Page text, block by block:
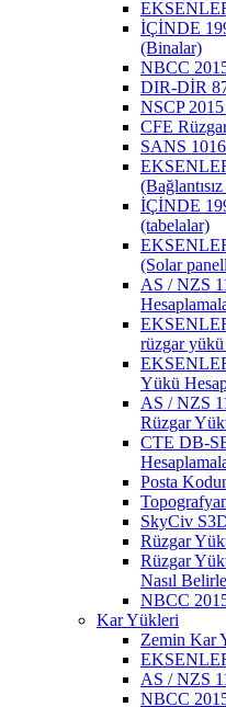
İÇİNDE
(Binalar)
NBCC
DIR-DİR
NSCP
CFE
SANS
İÇİNDE
(tabelalar)
(Solar
AS / NZS
rüzgar
Yükü
AS / NZS
Rüzgar
CTE DB-
Posta
SkyCiv
Rüzgar
Rüzgar
Nasıl
NBCC
Kar Yükleri
Zemin Kar
AS / NZS
NBCC